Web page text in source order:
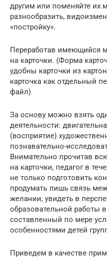
другим или поменяйте их
разнообразить,
«постройку».
Переработав имеющийся
на карточки. (Форма
удобны карточки из
карточка как отдельный
файл)
За основу можно взять
деятельности:
(восприятие)
познавательно-
Внимательно прочитав
на карточки, педагог в
не только подготовить
продумать лишь связь
желании, увидеть в
образовательной работы
составленный по мере
особенностями детей
Приведем в качестве